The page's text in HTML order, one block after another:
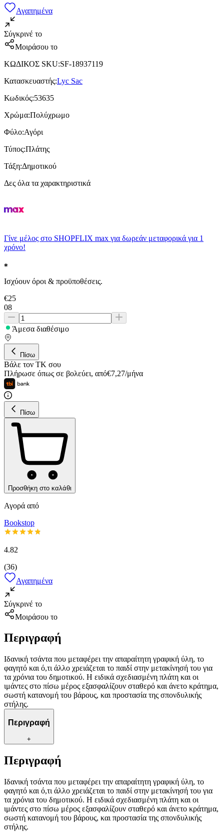
Αγαπημένα
Σύγκρινέ το
Μοιράσου το
ΚΩΔΙΚΟΣ SKU:SF-18937119
Κατασκευαστής:Lyc Sac
Κωδικός:53635
Χρώμα:Πολύχρωμο
Φύλο:Αγόρι
Τύπος:Πλάτης
Τάξη:Δημοτικού
Δες όλα τα χαρακτηριστικά
Γίνε μέλος στο SHOPFLIX max για δωρεάν μεταφορικά για 1
χρόνο!
Ισχύουν όροι & προϋποθέσεις.
€25
08
Άμεσα διαθέσιμο
Πίσω
Βάλε τον ΤΚ σου
Πλήρωσε όπως σε βολεύει, από€7,27/μήνα
Πίσω
Προσθήκη στο καλάθι
Αγορά από
Bookstop
4.82
(36)
Αγαπημένα
Σύγκρινέ το
Μοιράσου το
Περιγραφή
Ιδανική τσάντα που μεταφέρει την απαραίτητη γραφική ύλη, το
φαγητό και ό,τι άλλο χρειάζεται το παιδί στην μετακίνησή του για
τα χρόνια του δημοτικού. Η ειδικά σχεδιασμένη πλάτη και οι
ιμάντες στο πίσω μέρος εξασφαλίζουν σταθερό και άνετο κράτημα,
σωστή κατανομή του βάρους, και προστασία της σπονδυλικής
στήλης.
Περιγραφή
+
Περιγραφή
Ιδανική τσάντα που μεταφέρει την απαραίτητη γραφική ύλη, το
φαγητό και ό,τι άλλο χρειάζεται το παιδί στην μετακίνησή του για
τα χρόνια του δημοτικού. Η ειδικά σχεδιασμένη πλάτη και οι
ιμάντες στο πίσω μέρος εξασφαλίζουν σταθερό και άνετο κράτημα,
σωστή κατανομή του βάρους, και προστασία της σπονδυλικής
στήλης.